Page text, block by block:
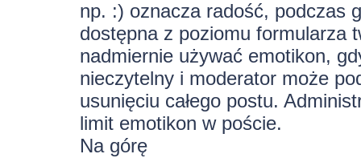
np. :) oznacza radość, podczas
dostępna z poziomu formularza
nadmiernie używać emotikon,
nieczytelny i moderator może
usunięciu całego postu.
limit emotikon w poście.
Na górę